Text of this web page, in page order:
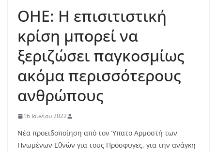
ΟΗΕ: Η επισιτιστική
κρίση μπορεί να
ξεριζώσει παγκοσμίως
ακόμα περισσότερους
ανθρώπους
16 Ιουνίου 2022
Νέα προειδοποίηση από τον Ύπατο Αρμοστή των
Ηνωμένων Εθνών για τους Πρόσφυγες, για την ανάγκη